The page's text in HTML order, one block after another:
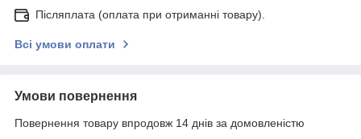
Післяплата (оплата при отриманні товару).
Всі умови оплати
Умови повернення
Повернення товару впродовж 14 днів за домовленістю